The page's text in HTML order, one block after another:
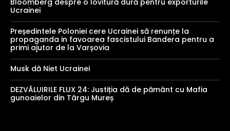
Bloomberg despre o lovitură dură pentru exporturile
Ucrainei
Președintele Poloniei cere Ucrainei să renunțe la
propaganda in favoarea fascistului Bandera pentru a
primi ajutor de la Varșovia
Musk dă Niet Ucrainei
DEZVĂLUIRILE FLUX 24: Justiția dă de pământ cu Mafia
gunoaielor din Târgu Mureș